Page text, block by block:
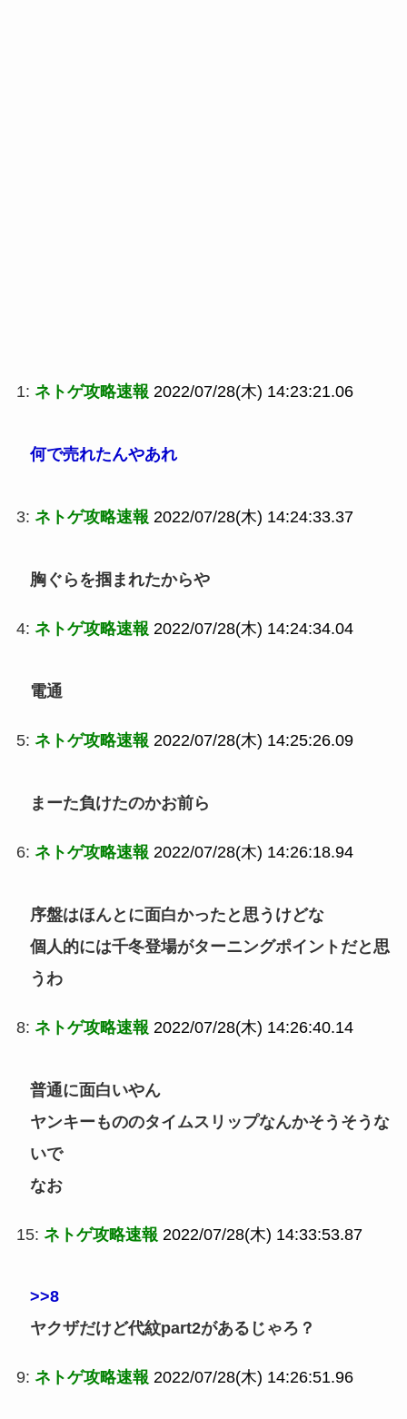
1: ネトゲ攻略速報 2022/07/28(木) 14:23:21.06
何で売れたんやあれ
3: ネトゲ攻略速報 2022/07/28(木) 14:24:33.37
胸ぐらを掴まれたからや
4: ネトゲ攻略速報 2022/07/28(木) 14:24:34.04
電通
5: ネトゲ攻略速報 2022/07/28(木) 14:25:26.09
まーた負けたのかお前ら
6: ネトゲ攻略速報 2022/07/28(木) 14:26:18.94
序盤はほんとに面白かったと思うけどな
個人的には千冬登場がターニングポイントだと思
うわ
8: ネトゲ攻略速報 2022/07/28(木) 14:26:40.14
普通に面白いやん
ヤンキーもののタイムスリップなんかそうそうな
いで
なお
15: ネトゲ攻略速報 2022/07/28(木) 14:33:53.87
>>8
ヤクザだけど代紋part2があるじゃろ？
9: ネトゲ攻略速報 2022/07/28(木) 14:26:51.96